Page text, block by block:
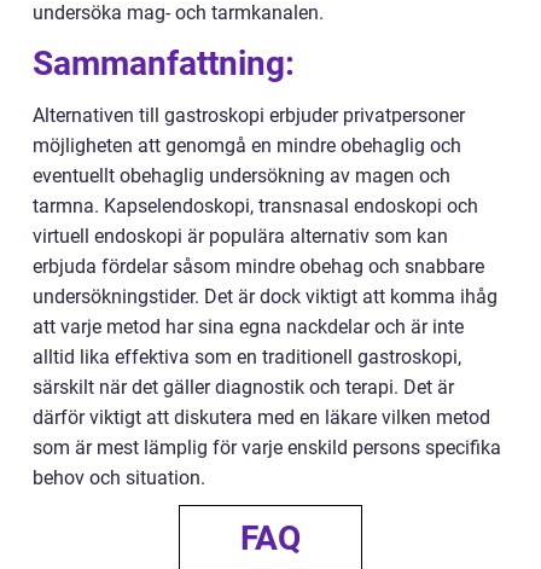
undersöka mag- och tarmkanalen.
Sammanfattning:
Alternativen till gastroskopi erbjuder privatpersoner
möjligheten att genomgå en mindre obehaglig och
eventuellt obehaglig undersökning av magen och
tarmna. Kapselendoskopi, transnasal endoskopi och
virtuell endoskopi är populära alternativ som kan
erbjuda fördelar såsom mindre obehag och snabbare
undersökningstider. Det är dock viktigt att komma ihåg
att varje metod har sina egna nackdelar och är inte
alltid lika effektiva som en traditionell gastroskopi,
särskilt när det gäller diagnostik och terapi. Det är
därför viktigt att diskutera med en läkare vilken metod
som är mest lämplig för varje enskild persons specifika
behov och situation.
FAQ